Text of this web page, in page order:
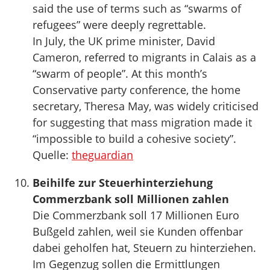
said the use of terms such as “swarms of
refugees” were deeply regrettable.
In July, the UK prime minister, David
Cameron, referred to migrants in Calais as a
“swarm of people”. At this month’s
Conservative party conference, the home
secretary, Theresa May, was widely criticised
for suggesting that mass migration made it
“impossible to build a cohesive society”.
Quelle: theguardian
Beihilfe zur Steuerhinterziehung
Commerzbank soll Millionen zahlen
Die Commerzbank soll 17 Millionen Euro
Bußgeld zahlen, weil sie Kunden offenbar
dabei geholfen hat, Steuern zu hinterziehen.
Im Gegenzug sollen die Ermittlungen